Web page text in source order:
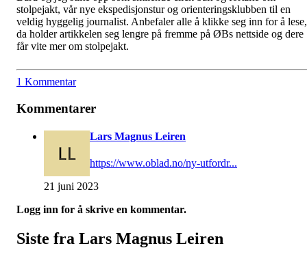
stolpejakt, vår nye ekspedisjonstur og orienteringsklubben til en
veldig hyggelig journalist. Anbefaler alle å klikke seg inn for å lese,
da holder artikkelen seg lengre på fremme på ØBs nettside og dere
får vite mer om stolpejakt.
1 Kommentar
Kommentarer
Lars Magnus Leiren
https://www.oblad.no/ny-utfordr...
21 juni 2023
Logg inn for å skrive en kommentar.
Siste fra Lars Magnus Leiren